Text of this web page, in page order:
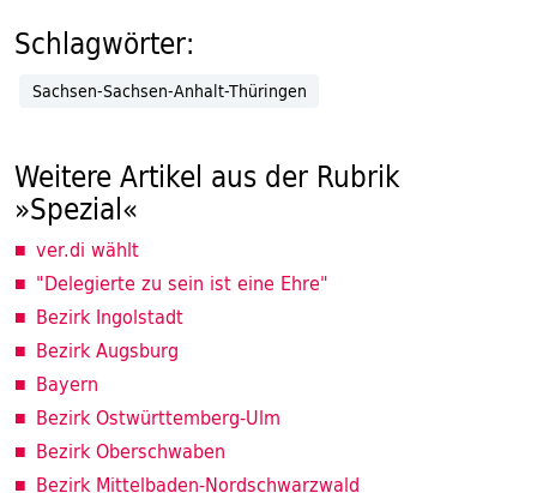
Schlagwörter:
Sachsen-Sachsen-Anhalt-Thüringen
Weitere Artikel aus der Rubrik
»Spezial«
ver.di wählt
"Delegierte zu sein ist eine Ehre"
Bezirk Ingolstadt
Bezirk Augsburg
Bayern
Bezirk Ostwürttemberg-Ulm
Bezirk Oberschwaben
Bezirk Mittelbaden-Nordschwarzwald